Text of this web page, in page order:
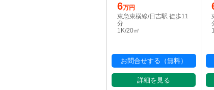
6万円
東急東横線/日吉駅 徒歩11
分
1K/20㎡
お問合せする（無料）
詳細を見る